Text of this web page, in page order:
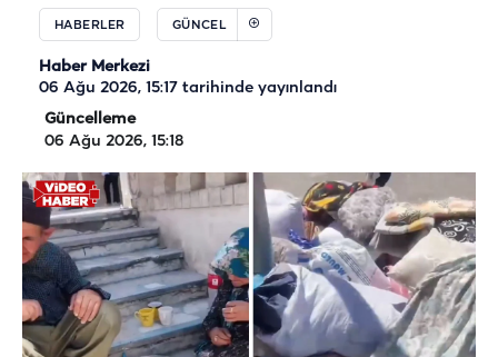
HABERLER GÜNCEL
Haber Merkezi
06 Ağu 2026, 15:17 tarihinde yayınlandı
Güncelleme
06 Ağu 2026, 15:18